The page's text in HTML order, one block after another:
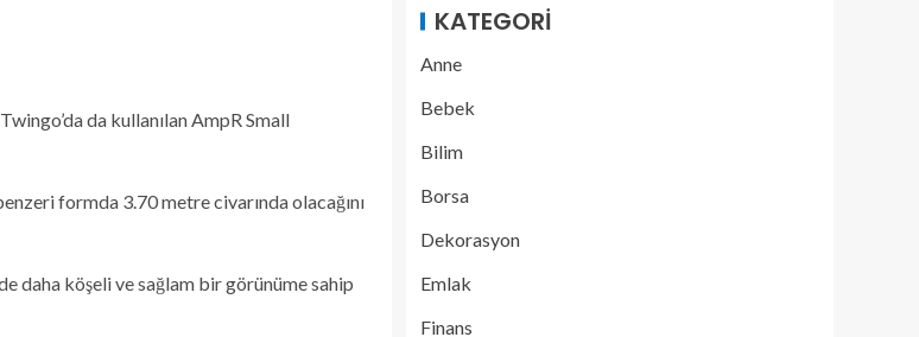
da kullanılan AmpR Small
formda 3.70 metre civarında olacağını
daha köşeli ve sağlam bir görünüme sahip
KATEGORI
Anne
Bebek
Bilim
Borsa
Dekorasyon
Emlak
Finans